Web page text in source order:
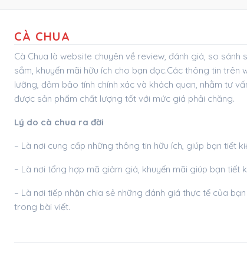
CÀ CHUA
Cà Chua là website chuyên về review, đánh giá, so sánh
sắm, khuyến mãi hữu ích cho bạn đọc.Các thông tin trên
lưỡng, đảm bảo tính chính xác và khách quan, nhằm tư
được sản phẩm chất lượng tốt với mức giá phải chăng.
Lý do cà chua ra đời
– Là nơi cung cấp những thông tin hữu ích, giúp bạn tiết
– Là nơi tổng hợp mã giảm giá, khuyến mãi giúp bạn tiết
– Là nơi tiếp nhận chia sẻ những đánh giá thực tế của
trong bài viết.